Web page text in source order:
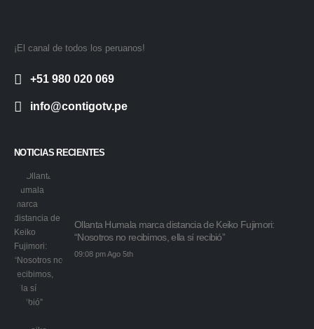
¡El canal de todos los peruanos!
+51 980 020 069
info@contigotv.pe
NOTICIAS RECIENTES
Ollanta Humala marca distancia de Keiko Fujimori:
“Nosotros no recibimos, ella sí recibió”
09:08 pm Ago 5th